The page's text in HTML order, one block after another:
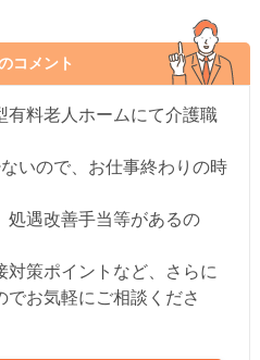
コメント
有料老人ホームにて介護職
いので、お仕事終わりの時
処遇改善手当等があるの
対策ポイントなど、さらに
お気軽にご相談くださ